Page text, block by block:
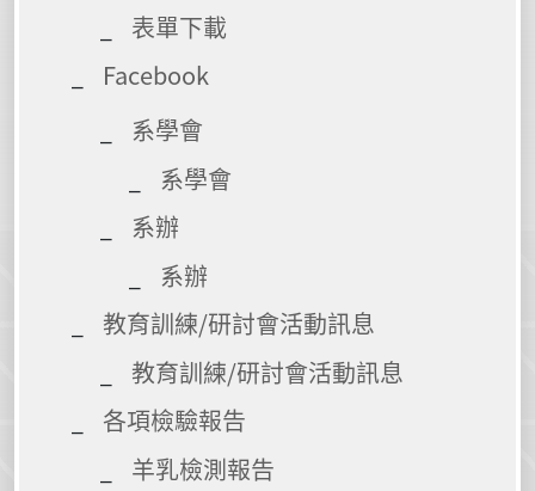
表單下載
Facebook
系學會
系學會
系辦
系辦
教育訓練/研討會活動訊息
教育訓練/研討會活動訊息
各項檢驗報告
羊乳檢測報告